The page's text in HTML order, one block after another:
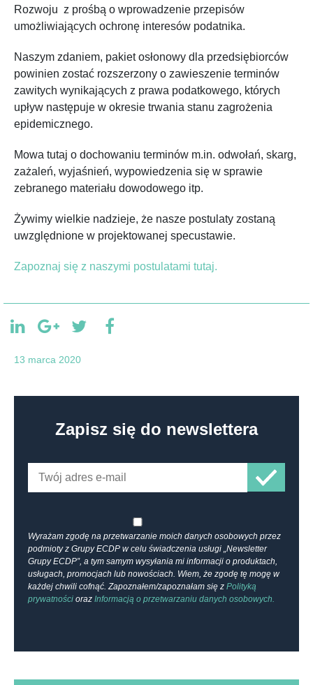
Rozwoju z prośbą o wprowadzenie przepisów
umożliwiających ochronę interesów podatnika.
Naszym zdaniem, pakiet osłonowy dla przedsiębiorców
powinien zostać rozszerzony o zawieszenie terminów
zawitych wynikających z prawa podatkowego, których
upływ następuje w okresie trwania stanu zagrożenia
epidemicznego.
Mowa tutaj o dochowaniu terminów m.in. odwołań, skarg,
zażaleń, wyjaśnień, wypowiedzenia się w sprawie
zebranego materiału dowodowego itp.
Żywimy wielkie nadzieje, że nasze postulaty zostaną
uwzględnione w projektowanej specustawie.
Zapoznaj się z naszymi postulatami tutaj.
13 marca 2020
Zapisz się do newslettera
Wyrażam zgodę na przetwarzanie moich danych osobowych przez
podmioty z Grupy ECDP w celu świadczenia usługi „Newsletter
Grupy ECDP”, a tym samym wysyłania mi informacji o produktach,
usługach, promocjach lub nowościach. Wiem, że zgodę tę mogę w
każdej chwili cofnąć. Zapoznałem/zapoznałam się z Polityką
prywatności oraz Informacją o przetwarzaniu danych osobowych.